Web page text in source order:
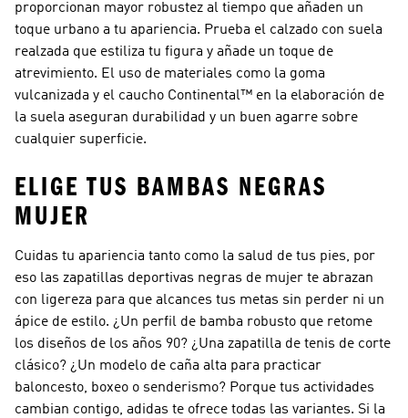
proporcionan mayor robustez al tiempo que añaden un
toque urbano a tu apariencia. Prueba el calzado con suela
realzada que estiliza tu figura y añade un toque de
atrevimiento. El uso de materiales como la goma
vulcanizada y el caucho Continental™ en la elaboración de
la suela aseguran durabilidad y un buen agarre sobre
cualquier superficie.
ELIGE TUS BAMBAS NEGRAS
MUJER
Cuidas tu apariencia tanto como la salud de tus pies, por
eso las zapatillas deportivas negras de mujer te abrazan
con ligereza para que alcances tus metas sin perder ni un
ápice de estilo. ¿Un perfil de bamba robusto que retome
los diseños de los años 90? ¿Una zapatilla de tenis de corte
clásico? ¿Un modelo de caña alta para practicar
baloncesto, boxeo o senderismo? Porque tus actividades
cambian contigo, adidas te ofrece todas las variantes. Si la